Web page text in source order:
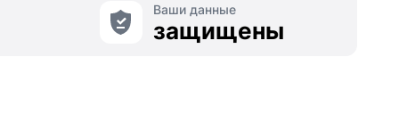
Ваши данные
защищены